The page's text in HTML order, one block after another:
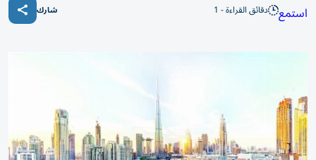
استمع دقائق القراءة - 1 شارك